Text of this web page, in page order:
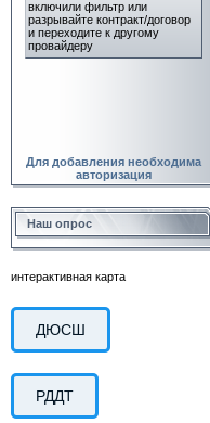
Для добавления необходима
авторизация
Наш опрос
интерактивная карта
ДЮСШ
РДДТ